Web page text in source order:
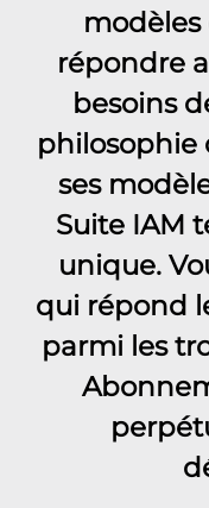
répondre
besoins
philosophie
ses
Suite IAM
unique.
qui répond
parmi les